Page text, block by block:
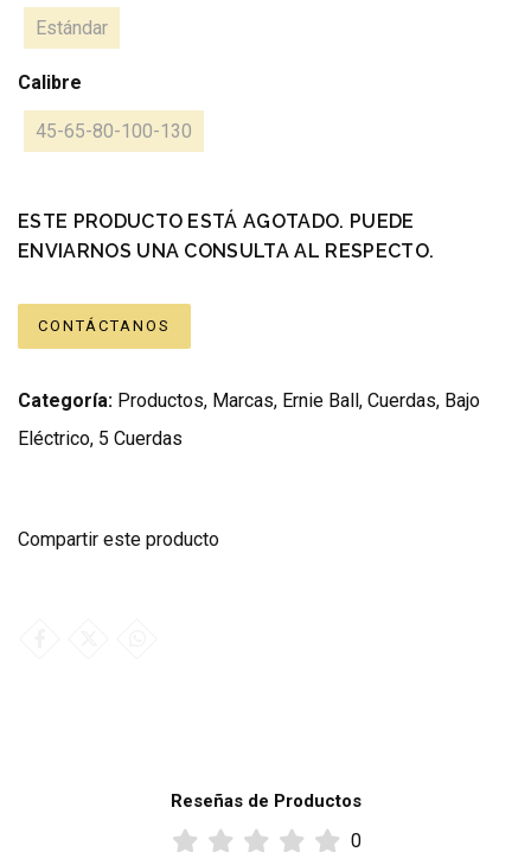
Estándar
Calibre
45-65-80-100-130
ESTE PRODUCTO ESTÁ AGOTADO. PUEDE
ENVIARNOS UNA CONSULTA AL RESPECTO.
CONTÁCTANOS
Categoría: Productos, Marcas, Ernie Ball, Cuerdas, Bajo
Eléctrico, 5 Cuerdas
Compartir este producto
Reseñas de Productos
0